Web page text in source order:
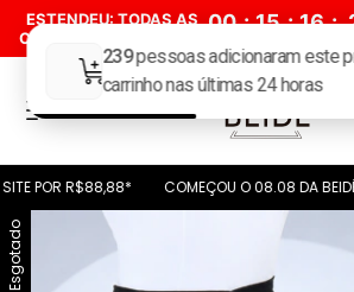
ESTENDEU: TODAS AS
CALÇAS POR R$ 88,88*
00 : 15 : 16 :
R$88,88* COMEÇOU O 08.08 DA BEIDÊ |
Esgotado